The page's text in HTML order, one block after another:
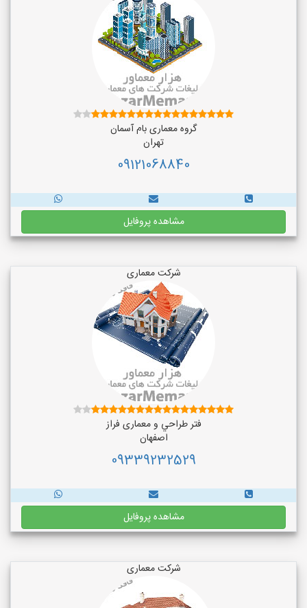
گروه معماری بام آسمان
تهران
09121068840
مشاهده پروفایل
شرکت معماری
فتر طراحي و معماری فراز
اصفهان
09339232529
مشاهده پروفایل
شرکت معماری